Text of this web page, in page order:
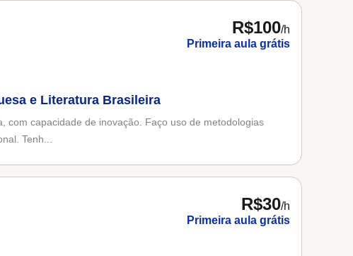
R$100/h
Primeira aula grátis
e Literatura Brasileira
com capacidade de inovação. Faço uso de metodologias
Tenh...
R$30/h
Primeira aula grátis